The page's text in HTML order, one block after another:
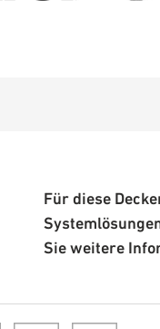
Für diese
Sie weitere